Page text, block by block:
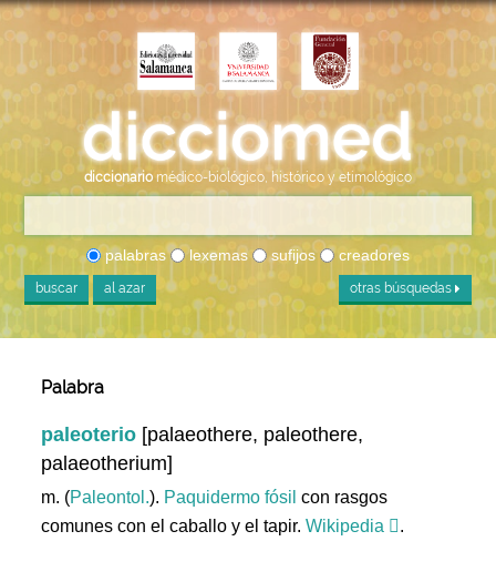
diccionario médico-biológico, histórico y etimológico
palabras lexemas sufijos creadores
buscar al azar otras búsquedas
Palabra
paleoterio [palaeothere, paleothere,
palaeotherium]
m. (Paleontol.). Paquidermo fósil con rasgos
comunes con el caballo y el tapir.Wikipedia .